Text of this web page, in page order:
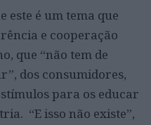
este é um tema que
e cooperação
que “não tem de
dos consumidores,
para os educar
“E isso não existe”,